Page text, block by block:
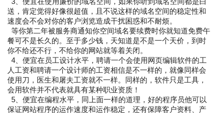
送，肯定觉得好像很超值，且不说这样的域名空间的稳定性和
速度会不会对你的客户浏览造成干扰困惑和不耐烦。
等你第二年被服务商通知你空间域名要续费时你就知道免费午
餐可不是长久的。至于多少钱，天知道是不是一个天价，到时
你不给还不行，不给你的网站就等着关闭。
4、便宜在员工设计水平，聘请一个会使用网页编辑软件的工
人工资和聘请一个设计师的工资相信是不一样的，就像同样会
使用刀，医生和屠夫工资就不一样。同样的，软件只是工具，
会用软件并不代表就具有某种职业资质！
5、便宜在编程水平，同上面一样的道理，好的程序员他可以
保证网站程序的运作速度和运作稳定，还有保障客户资料、产